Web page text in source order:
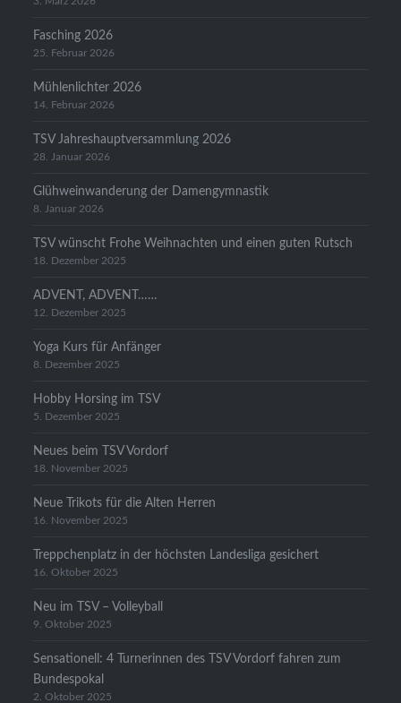
Fasching 2026
25. Februar 2026
Mühlenlichter 2026
14. Februar 2026
TSV Jahreshauptversammlung 2026
28. Januar 2026
Glühweinwanderung der Damengymnastik
8. Januar 2026
TSV wünscht Frohe Weihnachten und einen guten Rutsch
18. Dezember 2025
ADVENT, ADVENT……
12. Dezember 2025
Yoga Kurs für Anfänger
8. Dezember 2025
Hobby Horsing im TSV
5. Dezember 2025
Neues beim TSV Vordorf
18. November 2025
Neue Trikots für die Alten Herren
16. November 2025
Treppchenplatz in der höchsten Landesliga gesichert
16. Oktober 2025
Neu im TSV – Volleyball
9. Oktober 2025
Sensationell: 4 Turnerinnen des TSV Vordorf fahren zum
Bundespokal
2. Oktober 2025